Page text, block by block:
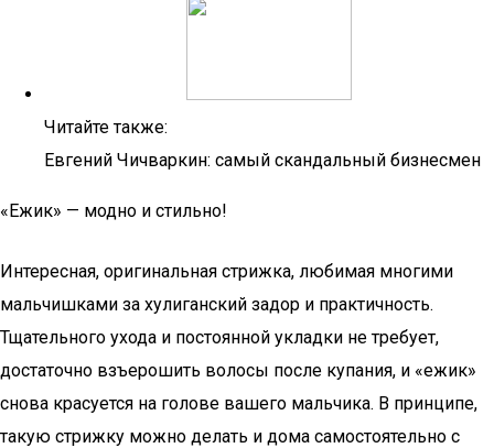
Читайте также:
Евгений Чичваркин: самый скандальный бизнесмен
«Ежик» — модно и стильно!
Интересная, оригинальная стрижка, любимая многими
мальчишками за хулиганский задор и практичность.
Тщательного ухода и постоянной укладки не требует,
достаточно взъерошить волосы после купания, и «ежик»
снова красуется на голове вашего мальчика. В принципе,
такую стрижку можно делать и дома самостоятельно с